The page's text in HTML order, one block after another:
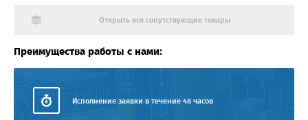
Открыть все сопутствующие товары
Преимущества работы с нами:
Исполнение заявки в течение 48 часов